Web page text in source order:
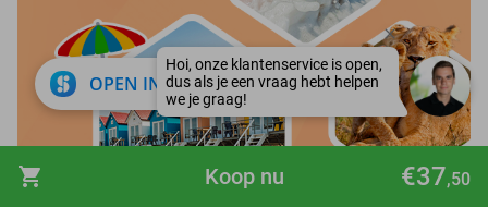
shopping_cart €37,50
Koop nu favorite_border
OPEN IN APP close